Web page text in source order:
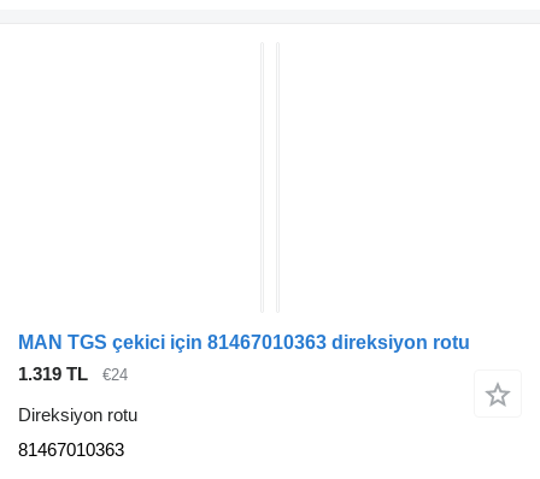
MAN TGS çekici için 81467010363 direksiyon rotu
1.319 TL
€24
Direksiyon rotu
81467010363